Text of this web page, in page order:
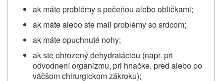
ak máte problémy s pečeňou alebo obličkami;
ak máte alebo ste mali problémy so srdcom;
ak máte opuchnuté nohy;
ak ste ohrozený dehydratáciou (napr. pri
odvodnení organizmu, pri hnačke, pred alebo po
väčšom chirurgickom zákroku);